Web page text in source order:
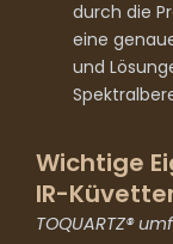
durch die
eine
und
Wichtige
IR-
TOQUARTZ®